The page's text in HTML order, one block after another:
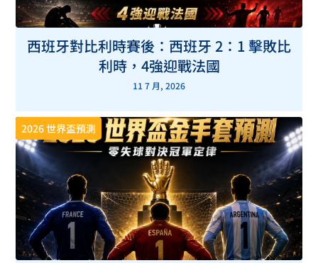
西班牙對比利時賽後：西班牙 2：1 擊敗比
利時，4強迎戰法國
11 7 月, 2026
2026 世界盃預測